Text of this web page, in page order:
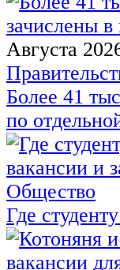
Августа
Более 41
по
Общество
Где